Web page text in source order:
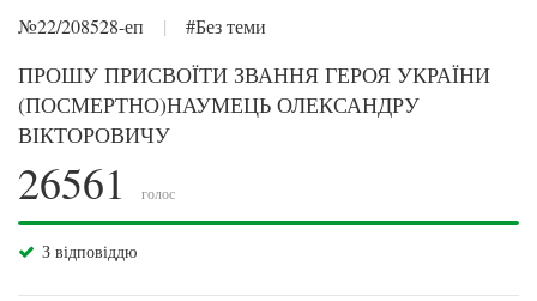
№22/208528-еп | #Без теми
ПРОШУ ПРИСВОЇТИ ЗВАННЯ ГЕРОЯ УКРАЇНИ
(ПОСМЕРТНО)НАУМЕЦЬ ОЛЕКСАНДРУ
ВІКТОРОВИЧУ
26561 голос
З відповіддю